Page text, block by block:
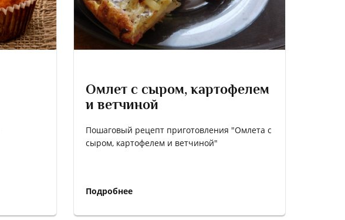
Омлет с сыром, картофелем
и ветчиной
Пошаговый рецепт приготовления "Омлета с
сыром, картофелем и ветчиной"
Подробнее